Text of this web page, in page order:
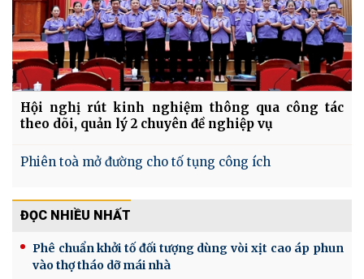
Hội nghị rút kinh nghiệm thông qua công tác
theo dõi, quản lý 2 chuyên đề nghiệp vụ
Phiên toà mở đường cho tố tụng công ích
ĐỌC NHIỀU NHẤT
Phê chuẩn khởi tố đối tượng dùng vòi xịt cao áp phun
vào thợ tháo dỡ mái nhà